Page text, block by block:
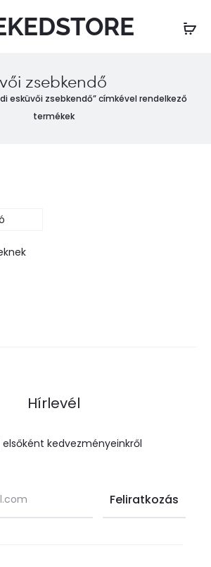
zsebkendő
esküvői zsebkendő” címkével rendelkező
termékek
Hírlevél
elsőként kedvezményeinkről